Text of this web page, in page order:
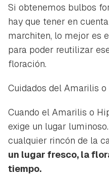
Si obtenemos bulbos
hay que tener en
marchiten, lo mejor es
para poder reutilizar
floración.
Cuidados del Amarilis
Cuando el Amarilis o
exige un lugar
cualquier rincón de la
un lugar fresco, la
tiempo.